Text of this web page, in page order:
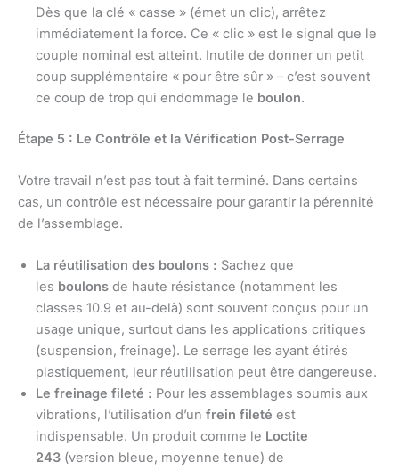
Dès que la clé « casse » (émet un clic), arrêtez
immédiatement la force. Ce « clic » est le signal que le
couple nominal est atteint. Inutile de donner un petit
coup supplémentaire « pour être sûr » – c’est souvent
ce coup de trop qui endommage le boulon.
Étape 5 : Le Contrôle et la Vérification Post-Serrage
Votre travail n’est pas tout à fait terminé. Dans certains
cas, un contrôle est nécessaire pour garantir la pérennité
de l’assemblage.
La réutilisation des boulons : Sachez que
les boulons de haute résistance (notamment les
classes 10.9 et au-delà) sont souvent conçus pour un
usage unique, surtout dans les applications critiques
(suspension, freinage). Le serrage les ayant étirés
plastiquement, leur réutilisation peut être dangereuse.
Le freinage fileté : Pour les assemblages soumis aux
vibrations, l’utilisation d’un frein fileté est
indispensable. Un produit comme le Loctite
243 (version bleue, moyenne tenue) de